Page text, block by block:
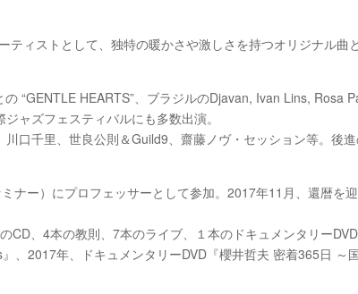
ィストとして、独特の暖かさや激しさを持つオリジナル曲
“GENTLE HEARTS”、ブラジルのDjavan, Ivan Lins, Rosa
ャズフェスティバルにも多数出演。
口千里、世良公則＆Guild9、齋藤ノヴ・セッション等。後
ナー）にプロフェッサーとして参加。2017年11月、還暦を
、4本の教則、7本のライブ、１本のドキュメンタリーDVD
、2017年、ドキュメンタリーDVD『櫻井哲夫 密着365日 ～